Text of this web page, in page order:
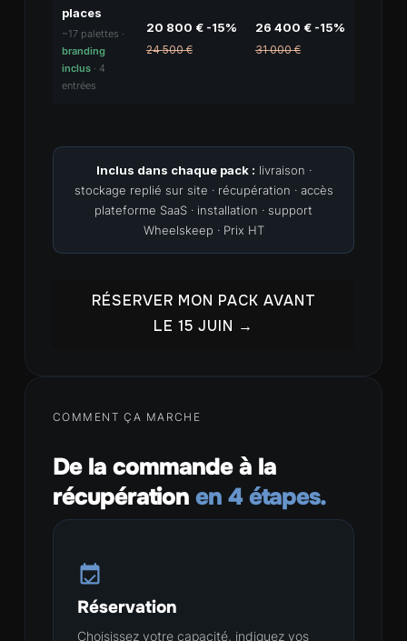
places
~17 palettes ·
branding
inclus· 4
entrées
20 800 € -15%
24 500 €
26 400 € -15%
31 000 €
Inclus dans chaque pack : livraison ·
stockage replié sur site · récupération · accès
plateforme SaaS · installation · support
Wheelskeep · Prix HT
RÉSERVER MON PACK AVANT
LE 15 JUIN →
COMMENT ÇA MARCHE
De la commande à la
récupération en 4 étapes.
Réservation
Choisissez votre capacité, indiquez vos